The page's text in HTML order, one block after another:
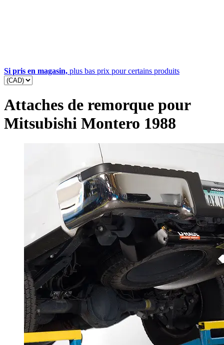
Si pris en magasin, plus bas prix pour certains produits
Attaches de remorque pour
Mitsubishi Montero 1988